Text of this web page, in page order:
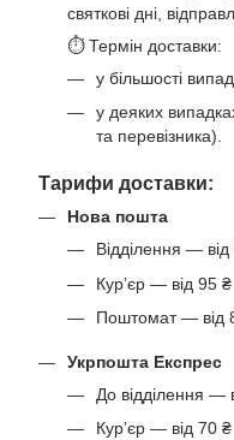
святкові дні,
⏱ Термін доставки:
у більшості
у деяких
та перевізника).
Тарифи доставки:
Нова пошта
Відділення —
Кур’єр — від 95 ₴
Поштомат — від
Укрпошта Експрес
До відділення —
Кур’єр — від 70 ₴